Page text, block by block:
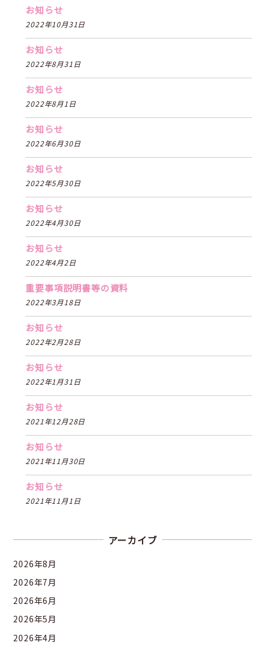
お知らせ
2022年10月31日
お知らせ
2022年8月31日
お知らせ
2022年8月1日
お知らせ
2022年6月30日
お知らせ
2022年5月30日
お知らせ
2022年4月30日
お知らせ
2022年4月2日
重要事項説明書等の資料
2022年3月18日
お知らせ
2022年2月28日
お知らせ
2022年1月31日
お知らせ
2021年12月28日
お知らせ
2021年11月30日
お知らせ
2021年11月1日
アーカイブ
2026年8月
2026年7月
2026年6月
2026年5月
2026年4月